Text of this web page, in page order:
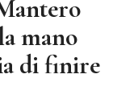
mano
di finire